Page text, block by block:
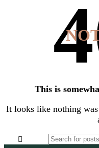
This is
It looks like nothing